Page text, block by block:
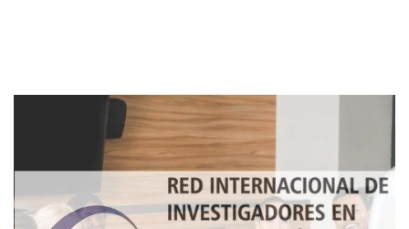
Imagen de portada